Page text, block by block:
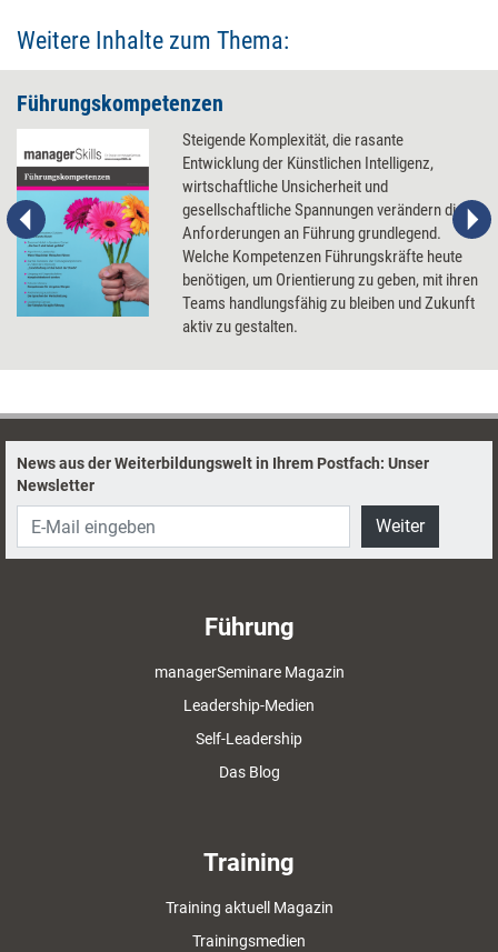
Weitere Inhalte zum Thema:
Führungskompetenzen
Steigende Komplexität, die rasante
Entwicklung der Künstlichen Intelligenz,
wirtschaftliche Unsicherheit und
gesellschaftliche Spannungen verändern die
Anforderungen an Führung grundlegend.
Welche Kompetenzen Führungskräfte heute
benötigen, um Orientierung zu geben, mit ihren
Teams handlungsfähig zu bleiben und Zukunft
aktiv zu gestalten.
News aus der Weiterbildungswelt in Ihrem Postfach: Unser
Newsletter
Weiter
Führung
managerSeminare Magazin
Leadership-Medien
Self-Leadership
Das Blog
Training
Training aktuell Magazin
Trainingsmedien